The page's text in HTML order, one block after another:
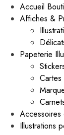
Accueil
Affiches &
Papeterie
Cartes
Accessoires
Illustrations